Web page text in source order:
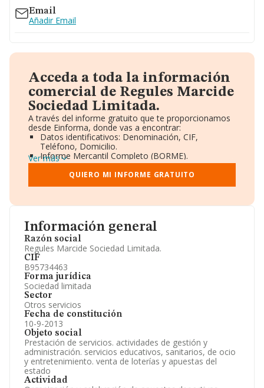
Información general
Razón social
Regules Marcide Sociedad Limitada.
CIF
B95734463
Forma jurídica
Sociedad limitada
Sector
Otros servicios
Fecha de constitución
10-9-2013
Objeto social
Prestación de servicios. actividades de gestión y
administración. servicios educativos, sanitarios, de ocio
y entretenimiento. venta de loterías y apuestas del
estado
Actividad
Email
Añadir Email
Acceda a toda la información
comercial de Regules Marcide
Sociedad Limitada.
A través del informe gratuito que te proporcionamos
desde Einforma, donde vas a encontrar:
Datos identificativos: Denominación, CIF,
Teléfono, Domicilio.
Informe Mercantil Completo (BORME).
Gráficos de Evolución Ventas y Empleados.
Consejo de Administración y Administradores.
Directivos y Ejecutivos.
Información oficial y registral complementaria.
Ver más
QUIERO MI INFORME GRATUITO